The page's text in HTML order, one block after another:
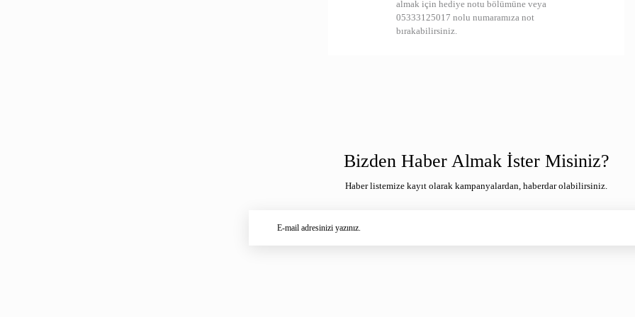
almak için hediye notu bölümüne veya
05333125017 nolu numaramıza not
bırakabilirsiniz.
Bizden Haber Almak İster Misiniz?
Haber listemize kayıt olarak kampanyalardan, haberdar olabilirsiniz.